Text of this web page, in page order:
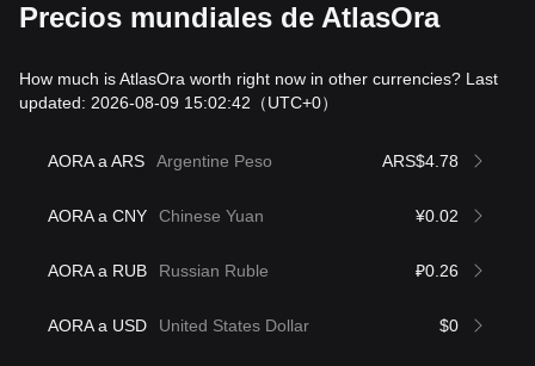
Precios mundiales de AtlasOra
How much is AtlasOra worth right now in other currencies? Last
updated: 2026-08-09 15:02:42 （UTC+0）
AORA a ARS Argentine Peso ARS$4.78
AORA a CNY Chinese Yuan ¥0.02
AORA a RUB Russian Ruble ₽0.26
AORA a USD United States Dollar $0